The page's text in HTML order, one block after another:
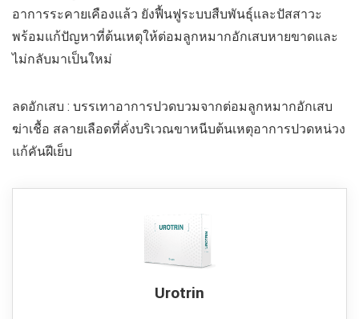
อาการระคายเคืองแล้ว ยังฟื้นฟูระบบสืบพันธุ์และปัสสาวะ
พร้อมแก้ปัญหาที่ต้นเหตุให้ต่อมลูกหมากอักเสบหายขาดและ
ไม่กลับมาเป็นใหม่
ลดอักเสบ : บรรเทาอาการปวดบวมจากต่อมลูกหมากอักเสบ
ฆ่าเชื้อ สลายเลือดที่คั่งบริเวณขาหนีบต้นเหตุอาการปวดหน่วง
แก้คันฝีเย็บ
Urotrin